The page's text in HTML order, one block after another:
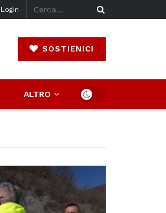
Login
SOSTIENICI
ALTRO